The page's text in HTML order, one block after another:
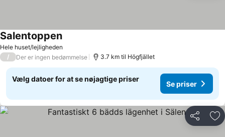
Hele huset/lejligheden
Salentoppen
/ Der er ingen bedømmelse 3.7 km til Högfjället
Vælg datoer for at se nøjagtige priser
Se priser
Del